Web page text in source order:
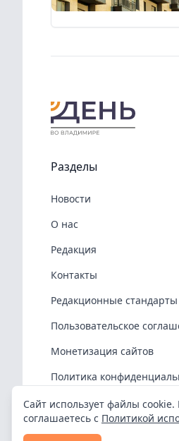
Разделы
Новости
О нас
Редакция
Контакты
Редакционные стандарты
Пользовательское
Монетизация сайтов
Политика
Политика cookies
Сайт использует файлы
соглашаетесь с Политикой